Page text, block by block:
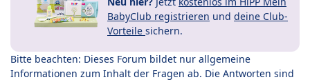
BabyClub registrieren und deine Club-
Vorteile sichern.
Bitte beachten: Dieses Forum bildet nur allgemeine
Informationen zum Inhalt der Fragen ab. Die Antworten sind